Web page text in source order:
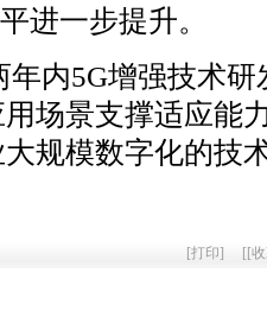
进一步提升。
内5G增强技术
场景支撑适应能
规模数字化的技
[打印] [[